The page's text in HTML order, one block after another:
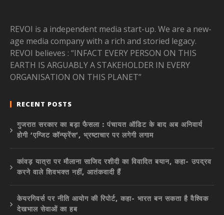
REVOI is a independent media start-up. We are a new-
age media company with a rich and storied legacy.
REVOI believes : “INFACT EVERY PERSON ON THIS
EARTH IS ARGUABLY A STAKEHOLDER IN EVERY
ORGANISATION ON THIS PLANET”
RECENT POSTS
गुजरात सरकार का बड़ा फैसला : पंचायत ऑडिट के बाद अब अनिवार्य
होगी ‘एग्जिट कॉन्फ्रेंस’, भ्रष्टाचार पर लगेगी लगाम
कांवड़ यात्रा पर मौलाना साजिद रशीदी का विवादित बयान, कहा- उपद्रव
करने वाले शिवभक्त नहीं, आतंकवादी हैं
केयरगिवर्स पर नीति आयोग की रिपोर्ट, कहा- भारत बन सकता है वैश्विक
देखभाल सेवाओं का हब